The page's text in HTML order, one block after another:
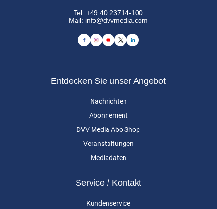
Tel:+49 40 23714-100
Mail: info@dvvmedia.com
Entdecken Sie unser Angebot
Nachrichten
Abonnement
DVV Media Abo Shop
Veranstaltungen
Mediadaten
Service / Kontakt
Kundenservice